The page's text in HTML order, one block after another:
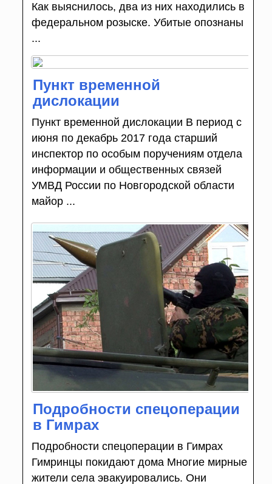
Как выяснилось, два из них находились в
федеральном розыске. Убитые опознаны
...
Пункт временной
дислокации
Пункт временной дислокации В период с
июня по декабрь 2017 года старший
инспектор по особым поручениям отдела
информации и общественных связей
УМВД России по Новгородской области
майор ...
Подробности спецоперации
в Гимрах
Подробности спецоперации в Гимрах
Гимринцы покидают дома Многие мирные
жители села эвакуировались. Они